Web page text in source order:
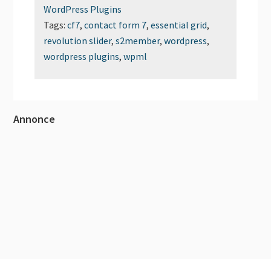
WordPress Plugins
Tags:cf7,contact form 7,essential grid,
revolution slider,s2member,wordpress,
wordpress plugins,wpml
Primær
Annonce